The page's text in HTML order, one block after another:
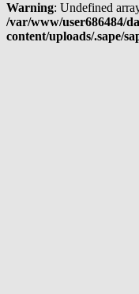
Warning: Undefined
/var/www/user686484/
content/uploads/.sape/